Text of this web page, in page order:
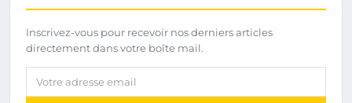
Inscrivez-vous pour recevoir nos derniers articles
directement dans votre boîte mail.
Votre adresse email